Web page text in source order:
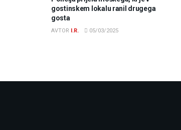
gostinskem lokalu ranil drugega
gosta
AVTOR I.R. 05/03/2025